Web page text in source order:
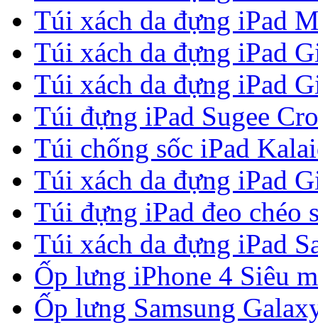
Túi xách da đựng iPad
Túi xách da đựng iPad
Túi xách da đựng iPad
Túi đựng iPad Sugee
Túi chống sốc iPad
Túi xách da đựng iPad
Túi đựng iPad đeo chéo
Túi xách da đựng iPad
Ốp lưng iPhone 4 Siêu
Ốp lưng Samsung